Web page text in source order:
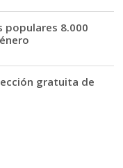
populares 8.000
gratuita de